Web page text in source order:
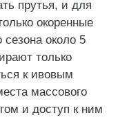
прутья, и для
окоренные
сезона около 5
только
к ивовым
массового
и доступ к ним